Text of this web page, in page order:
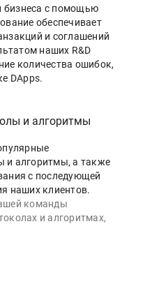
бизнеса с помощью
обеспечивает
и соглашений
наших R&D
количества ошибок,
DApps.
и алгоритмы
и алгоритмы, а также
с последующей
наших клиентов.
команды
и алгоритмах,